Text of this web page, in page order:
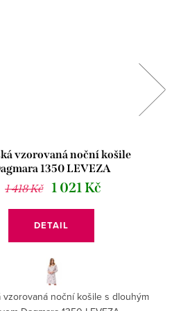
vzorovaná noční košile
1350 LEVEZA
1 418 Kč
1 021 Kč
DETAIL
vzorovaná noční košile s dlouhým